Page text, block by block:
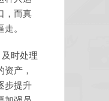
，而真
。
时处理
产，
步提升